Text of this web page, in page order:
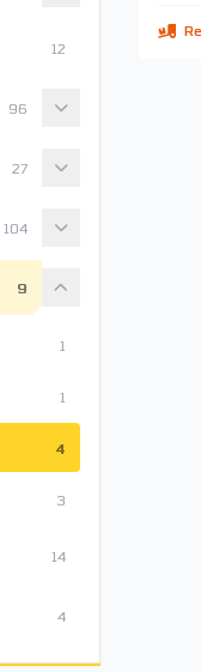
12
96
27
104
9
1
1
4
3
14
4